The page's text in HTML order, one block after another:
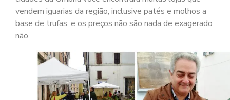
vendem iguarias da região, inclusive patés e molhos a
base de trufas, e os preços não são nada de exagerado
não.